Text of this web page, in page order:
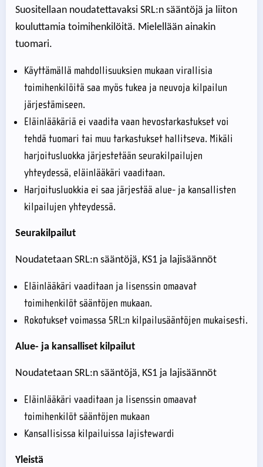
Suositellaan noudatettavaksi SRL:n sääntöjä ja liiton
kouluttamia toimihenkilöitä. Mielellään ainakin
tuomari.
Käyttämällä mahdollisuuksien mukaan virallisia
toimihenkilöitä saa myös tukea ja neuvoja kilpailun
järjestämiseen.
Eläinlääkäriä ei vaadita vaan hevostarkastukset voi
tehdä tuomari tai muu tarkastukset hallitseva. Mikäli
harjoitusluokka järjestetään seurakilpailujen
yhteydessä, eläinlääkäri vaaditaan.
Harjoitusluokkia ei saa järjestää alue- ja kansallisten
kilpailujen yhteydessä.
Seurakilpailut
Noudatetaan SRL:n sääntöjä, KS1 ja lajisäännöt
Eläinlääkäri vaaditaan ja lisenssin omaavat
toimihenkilöt sääntöjen mukaan.
Rokotukset voimassa SRL:n kilpailusääntöjen mukaisesti.
Alue- ja kansalliset kilpailut
Noudatetaan SRL:n sääntöjä, KS1 ja lajisäännöt
Eläinlääkäri vaaditaan ja lisenssin omaavat
toimihenkilöt sääntöjen mukaan
Kansallisissa kilpailuissa lajistewardi
Yleistä